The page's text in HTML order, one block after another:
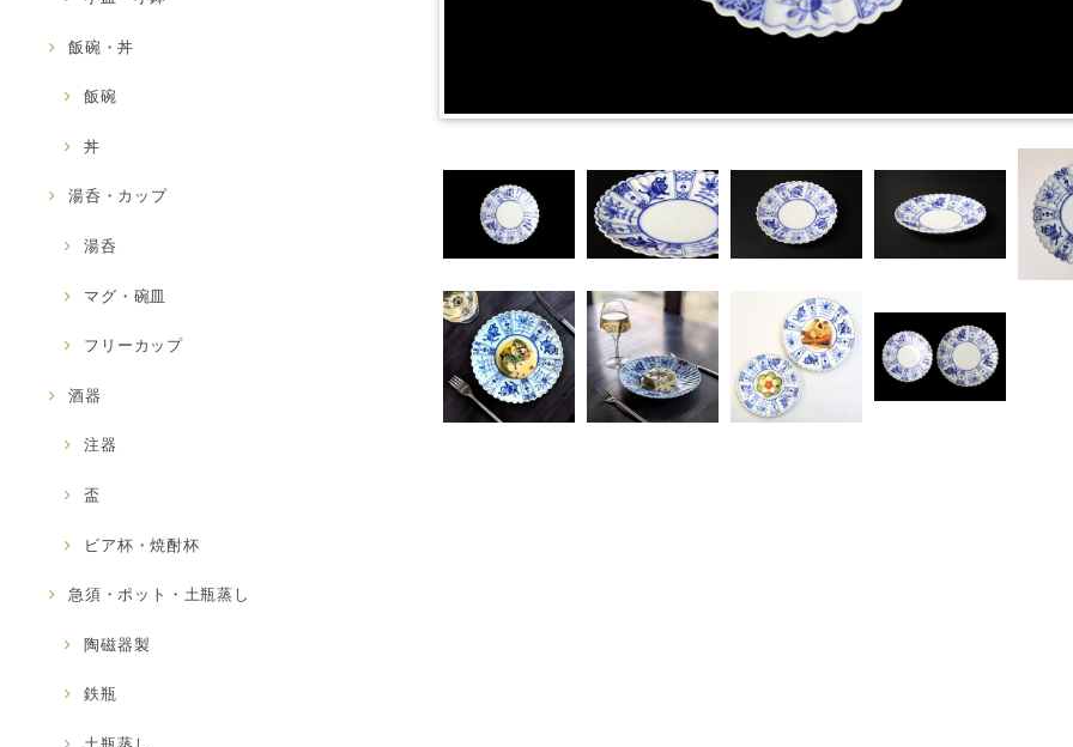
飯碗・丼
飯碗
丼
湯呑・カップ
湯呑
マグ・碗皿
フリーカップ
酒器
注器
盃
ビア杯・焼酎杯
急須・ポット・土瓶蒸し
陶磁器製
鉄瓶